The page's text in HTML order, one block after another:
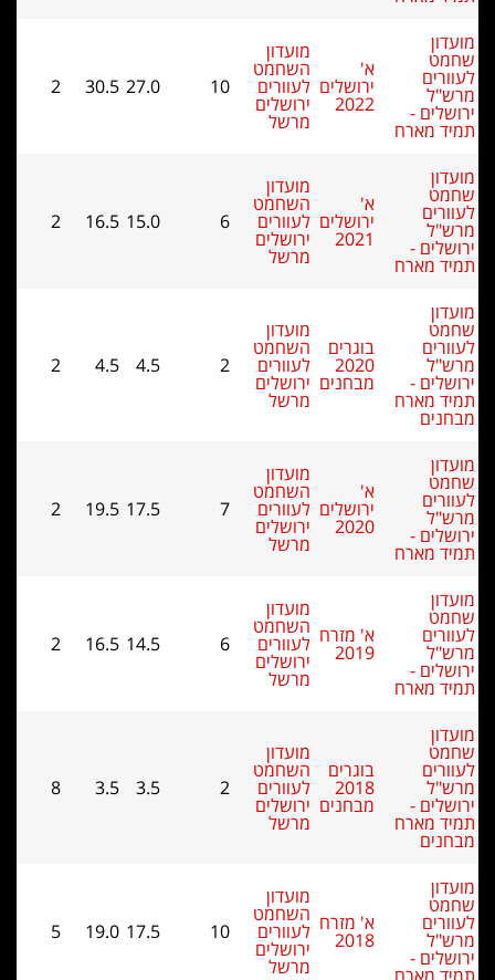
ירושלים
2022
מועדון
השחמט
לעוורים
ירושלים
מרשל
10
27.0
30.5
ירושלים
2021
מועדון
השחמט
לעוורים
ירושלים
מרשל
6
15.0
16.5
בוגרים
2020
מבחנים
מועדון
השחמט
לעוורים
ירושלים
מרשל
2
4.5
4.5
ירושלים
2020
מועדון
השחמט
לעוורים
ירושלים
מרשל
7
17.5
19.5
א' מזרח
2019
מועדון
השחמט
לעוורים
ירושלים
מרשל
6
14.5
16.5
בוגרים
2018
מבחנים
מועדון
השחמט
לעוורים
ירושלים
מרשל
2
3.5
3.5
א' מזרח
2018
מועדון
השחמט
לעוורים
ירושלים
מרשל
10
17.5
19.0